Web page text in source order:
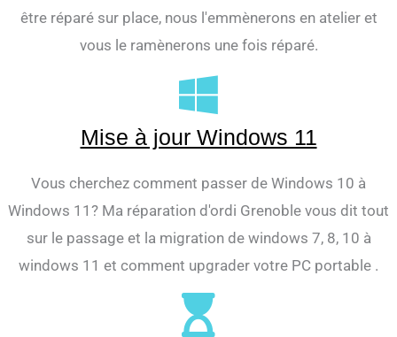
être réparé sur place, nous l'emmènerons en atelier et
vous le ramènerons une fois réparé.
Mise à jour Windows 11
Vous cherchez comment passer de Windows 10 à
Windows 11? Ma réparation d'ordi Grenoble vous dit tout
sur le passage et la migration de windows 7, 8, 10 à
windows 11 et comment upgrader votre PC portable .